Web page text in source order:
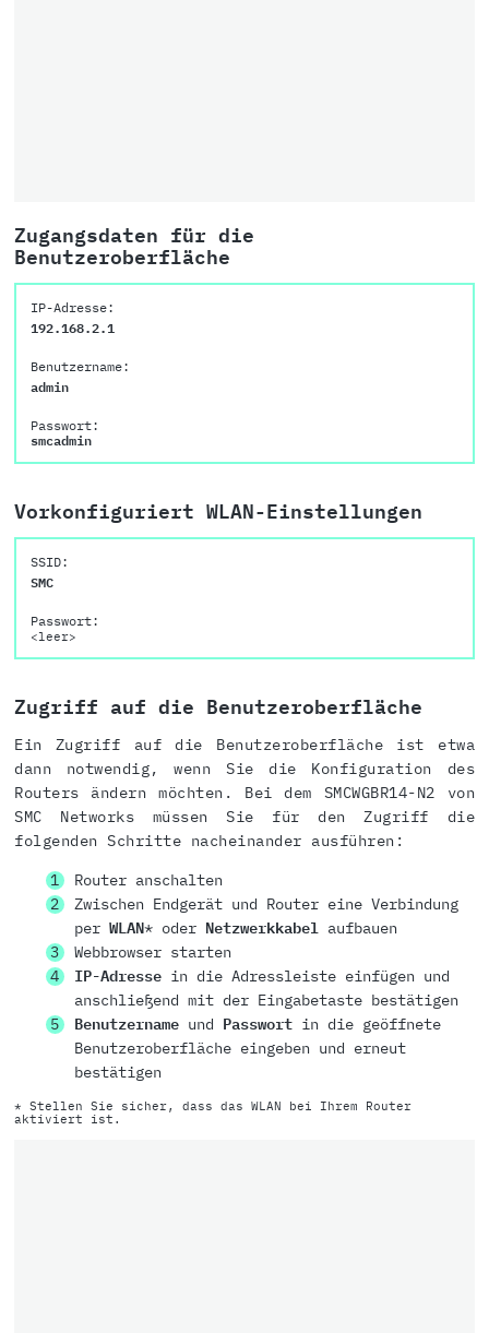
Zugangsdaten für die
Benutzeroberfläche
IP-Adresse:
192.168.2.1
Benutzername:
admin
Passwort:
smcadmin
Vorkonfiguriert WLAN-Einstellungen
SSID:
SMC
Passwort:
<leer>
Zugriff auf die Benutzeroberfläche
Ein Zugriff auf die Benutzeroberfläche ist etwa
dann notwendig, wenn Sie die Konfiguration des
Routers ändern möchten. Bei dem SMCWGBR14-N2 von
SMC Networks müssen Sie für den Zugriff die
folgenden Schritte nacheinander ausführen:
Router anschalten
Zwischen Endgerät und Router eine Verbindung
per WLAN* oder Netzwerkkabel aufbauen
Webbrowser starten
IP-Adressein die Adressleiste einfügen und
anschließend mit der Eingabetaste bestätigen
Benutzernameund Passwortin die geöffnete
Benutzeroberfläche eingeben und erneut
bestätigen
* Stellen Sie sicher, dass das WLAN bei Ihrem Router
aktiviert ist.